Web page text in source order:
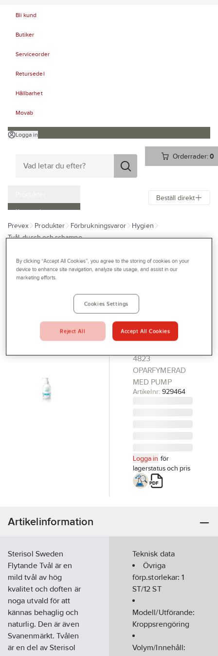
Bli kund
Butiker
Serviceorder
Retursedel
Hållbarhet
Movab
Logga in
Orderrader:0
Kampanjer
Outlet
Bli kund
Aktuellt
Serviceverkstad
Beställ direkt
Prevex Produkter Förbrukningsvaror
Hygien
Tvål, dusch och schampo
Flytande
Sweden
parfyrmerad
med pump
TVÅL FLYT.
4823
OPARFYMERAD
MED PUMP
Artikelnr: 929464
Logga in för
lagerstatus och pris
Artikelinformation
Sterisol Sweden
Flytande Tvål är en
mild tvål av hög
kvalitet och doften är
noga utvald för att
kännas behaglig och
naturlig. Den är även
Svanenmärkt. Tvålen
är en del av Sterisol
Teknisk data
Övriga
förp.storlekar:1
ST/12 ST
Modell/Utförande:
Kroppsrengöring
Volym/Innehåll:
By clicking “Accept All Cookies”, you agree to the storing of cookies on your
device to enhance site navigation, analyze site usage, and assist in our
marketing efforts.
Cookies Settings
Reject All Accept All Cookies